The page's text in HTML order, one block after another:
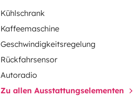
Kühlschrank
Kaffeemaschine
Geschwindigkeitsregelung
Rückfahrsensor
Autoradio
Zu allen Ausstattungselementen